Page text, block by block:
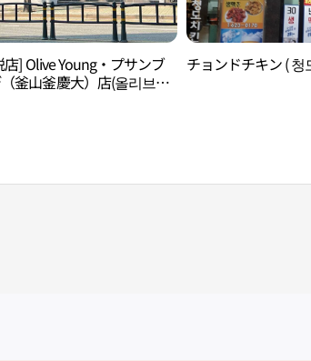
] Olive Young・プサンブ
釜山釜慶大）店(올리브영
チョンドチキン ( 청